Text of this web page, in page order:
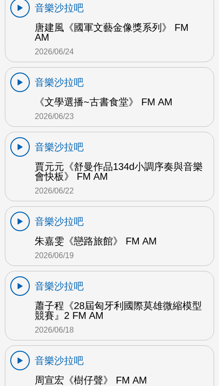
音樂沙拉吧
唐建風《國軍文藝金像獎系列》 FM
AM
2026/06/24
音樂沙拉吧
《文學選播~古書食堂》 FM AM
2026/06/23
音樂沙拉吧
賈元元《舒曼作品134d小調序奏與音樂
會快板》 FM AM
2026/06/22
音樂沙拉吧
朱嘉雯《戀路旅館》 FM AM
2026/06/19
音樂沙拉吧
蕭子程《28屆匈牙利國際莫雄微縮模型
競賽』2 FM AM
2026/06/18
音樂沙拉吧
周宣宏《樹仔聲》 FM AM